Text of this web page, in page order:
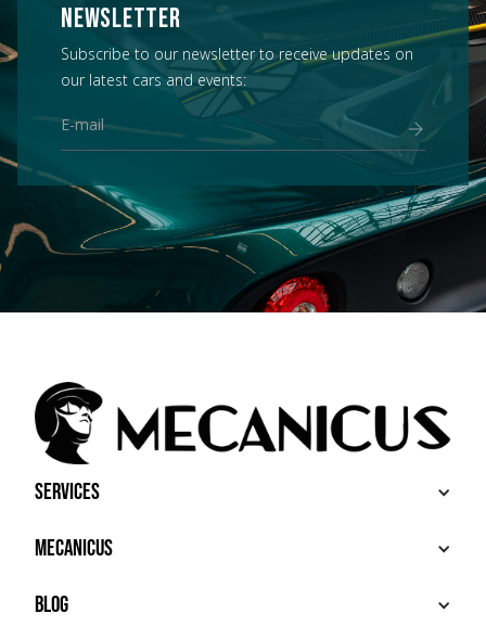
NEWSLETTER
Subscribe to our newsletter to receive updates on
our latest cars and events:
Services
BUY
SELL
ADDITIONAL SERVICES
Mecanicus
ABOUT
HOUSE MECANICUS
Blog